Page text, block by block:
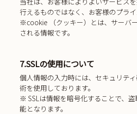
行えるものではなく、お客様のプラ
※cookie （クッキー）とは、サーバ
される情報です。
7.SSLの使用について
個人情報の入力時には、セキュリテ
術を使用しております。
※ SSLは情報を暗号化することで、
能となります。